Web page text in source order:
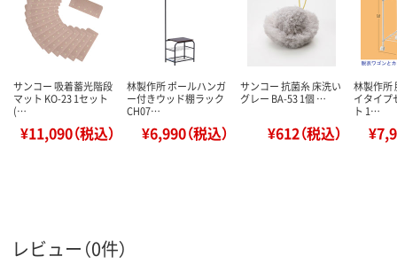
サンコー 吸着蓄光階段
マット KO-23 1セット
(…
¥11,090（税込）
林製作所 ポールハンガ
ー付きウッド棚ラック
CH07…
¥6,990（税込）
サンコー 抗菌糸 床洗い
グレー BA-53 1個 …
¥612（税込）
林製作所
イタイプ
ト 1…
レビュー（0件）